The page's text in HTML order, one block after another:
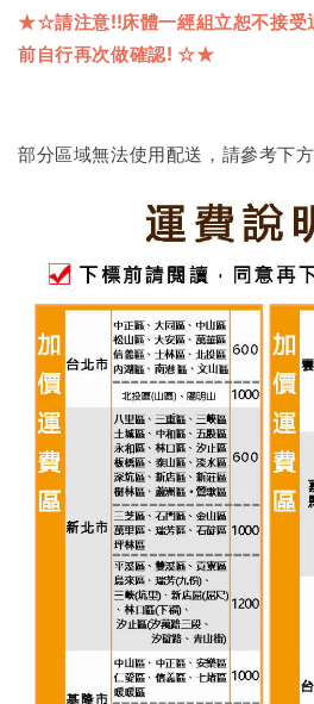
★☆請注意!!床體一經組立恕不接
前自行再次做確認!☆★
部分區域無法使用配送，請參考下方